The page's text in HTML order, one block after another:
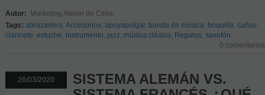
Autor: Marketing Atelier de Celia
Tags: abrazadera Accesorios, apoyapulgar, banda de música boquilla cañas
clarinete estuche instrumento jazz música clásica Regalos, saxofón
0 comentarios
26/03/2020
SISTEMA ALEMÁN VS.